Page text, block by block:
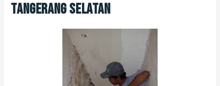
Tangerang Selatan